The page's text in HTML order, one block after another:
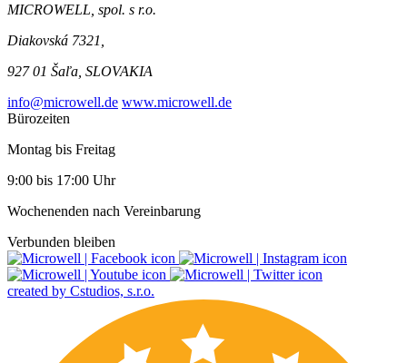
MICROWELL, spol. s r.o.
Diakovská 7321,
927 01 Šaľa, SLOVAKIA
info@microwell.de www.microwell.de
Bürozeiten
Montag bis Freitag
9:00 bis 17:00 Uhr
Wochenenden nach Vereinbarung
Verbunden bleiben
created by Cstudios, s.r.o.